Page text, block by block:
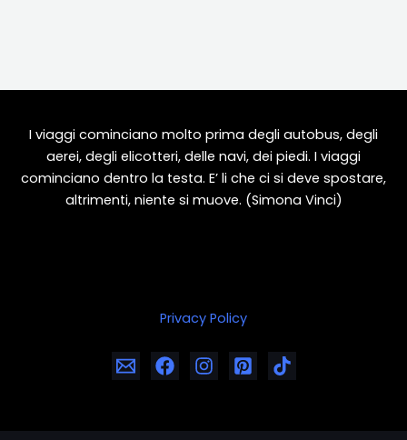
I viaggi cominciano molto prima degli autobus, degli
aerei, degli elicotteri, delle navi, dei piedi. I viaggi
cominciano dentro la testa. E’ li che ci si deve spostare,
altrimenti, niente si muove. (Simona Vinci)
Privacy Policy